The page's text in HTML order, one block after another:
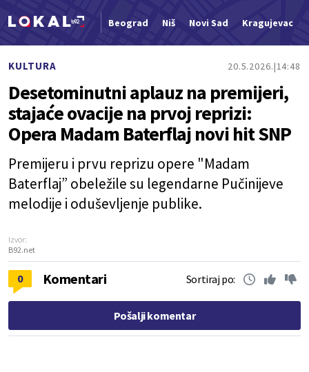
Beograd Niš Novi Sad Kragujevac
KULTURA 20.5.2026. 14:48
Desetominutni aplauz na premijeri,
stajaće ovacije na prvoj reprizi:
Opera Madam Baterflaj novi hit SNP
Premijeru i prvu reprizu opere "Madam
Baterflaj” obeležile su legendarne Pučinijeve
melodije i oduševljenje publike.
Izvor:
B92.net
0 Komentari Sortiraj po:
Pošalji komentar